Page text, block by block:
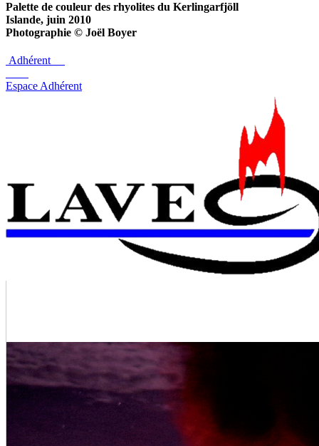
Palette de couleur des rhyolites du Kerlingarfjöll
Islande, juin 2010
Photographie © Joël Boyer
Adhérent
Espace Adhérent